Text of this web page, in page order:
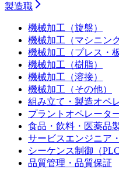
製造職
機械加工（旋盤）
機械加工（マシニング
機械加工（プレス・
機械加工（樹脂）
機械加工（溶接）
機械加工（その他）
組み立て・製造オペ
プラントオペレータ
食品・飲料・医薬品
サービスエンジニア
シーケンス制御（
品質管理・品質保証